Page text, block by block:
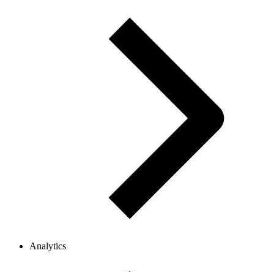
Analytics